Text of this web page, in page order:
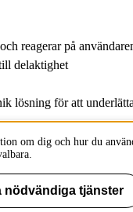
reagerar på
delaktighet
lösning för att
om dig och hur du
nödvändiga tjänster